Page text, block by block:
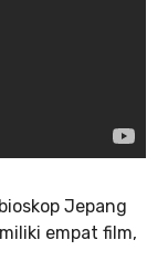
Jepang
empat film,